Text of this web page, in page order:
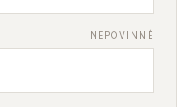
NEPOVINNÉ